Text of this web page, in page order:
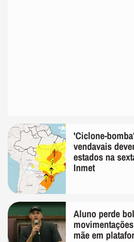
'Ciclone-
vendavais
estados na
Inmet
Aluno perde
mãe em